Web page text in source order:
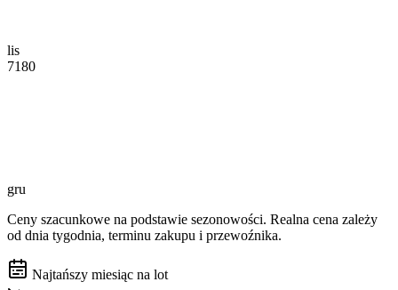
lis
7180
gru
Ceny szacunkowe na podstawie sezonowości. Realna cena zależy
od dnia tygodnia, terminu zakupu i przewoźnika.
Najtańszy miesiąc na lot